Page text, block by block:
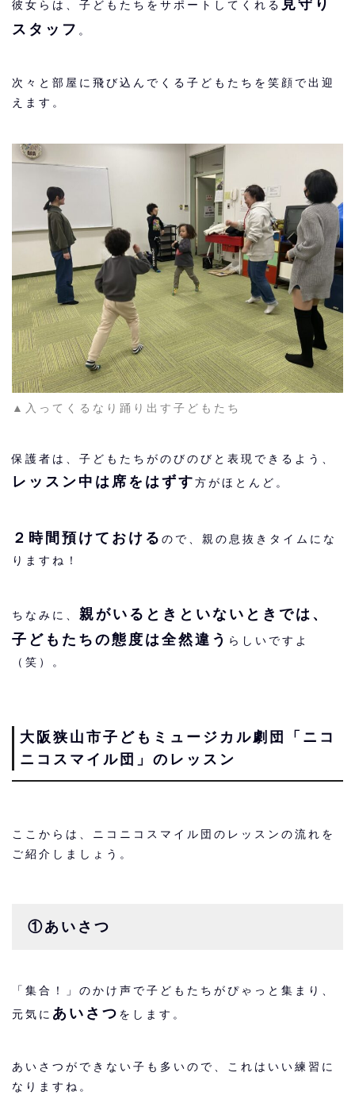
彼女らは、子どもたちをサポートしてくれる 見守り
スタッフ 。
次々と部屋に飛び込んでくる子どもたちを笑顔で出迎
えます。
▲入ってくるなり踊り出す子どもたち
保護者は、子どもたちがのびのびと表現できるよう、
レッスン中は席をはずす方がほとんど。
２時間預けておける ので、親の息抜きタイムにな
りますね！
ちなみに、 親がいるときといないときでは、
子どもたちの態度は全然違う らしいですよ
（笑）。
大阪狭山市子どもミュージカル劇団「ニコ
ニコスマイル団」のレッスン
ここからは、ニコニコスマイル団のレッスンの流れを
ご紹介しましょう。
①あいさつ
「集合！」のかけ声で子どもたちがぴゃっと集まり、
元気に あいさつ をします。
あいさつができない子も多いので、これはいい練習に
なりますね。